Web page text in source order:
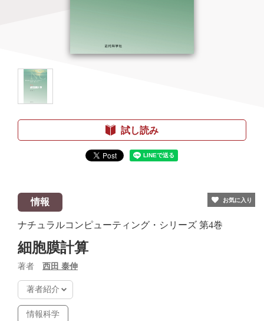
試し読み
情報
ナチュラルコンピューティング・シリーズ 第4巻
細胞膜計算
著者 西田 泰伸
著者紹介
情報科学
お気に入り